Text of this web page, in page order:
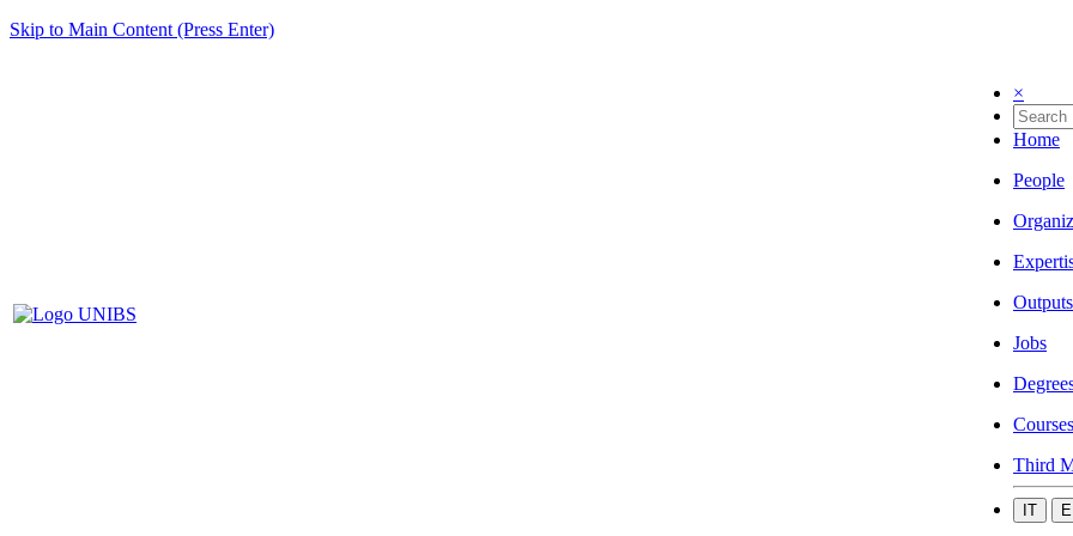
Skip to Main Content (Press Enter)
×
Home
People
Outputs
Jobs
Courses
Third
IT